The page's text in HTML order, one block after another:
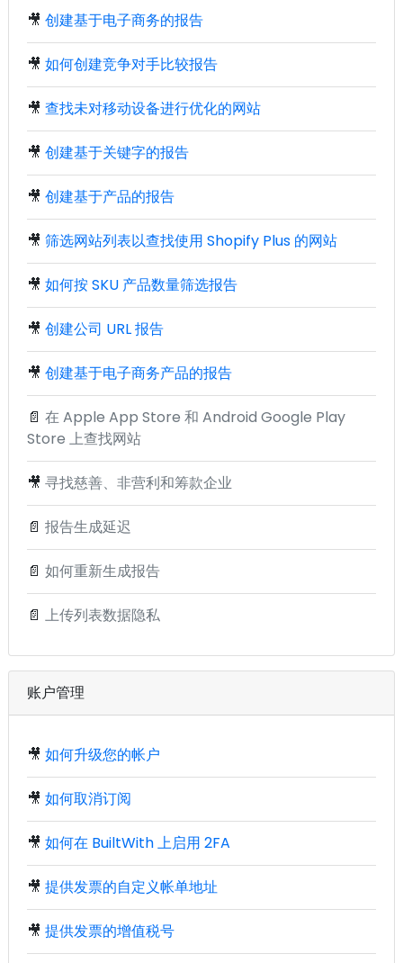
🎥 创建基于电子商务的报告
🎥 如何创建竞争对手比较报告
🎥 查找未对移动设备进行优化的网站
🎥 创建基于关键字的报告
🎥 创建基于产品的报告
🎥 筛选网站列表以查找使用 Shopify Plus 的网站
🎥 如何按 SKU 产品数量筛选报告
🎥 创建公司 URL 报告
🎥 创建基于电子商务产品的报告
📄 在 Apple App Store 和 Android Google Play
Store 上查找网站
🎥 寻找慈善、非营利和筹款企业
📄 报告生成延迟
📄 如何重新生成报告
📄 上传列表数据隐私
账户管理
🎥 如何升级您的帐户
🎥 如何取消订阅
🎥 如何在 BuiltWith 上启用 2FA
🎥 提供发票的自定义帐单地址
🎥 提供发票的增值税号